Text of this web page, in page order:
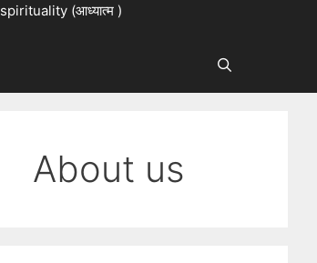
spirituality (आध्यात्म )
About us